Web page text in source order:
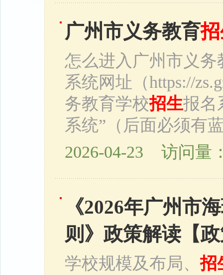
广州市义务教育
怎么进入广州市义务
系统网址（https://
务教育学校招生报名
系统”（后面必须有
2026-04-23 访问量
《2026年广州市
则》政策解读【
学校规模及布局、招